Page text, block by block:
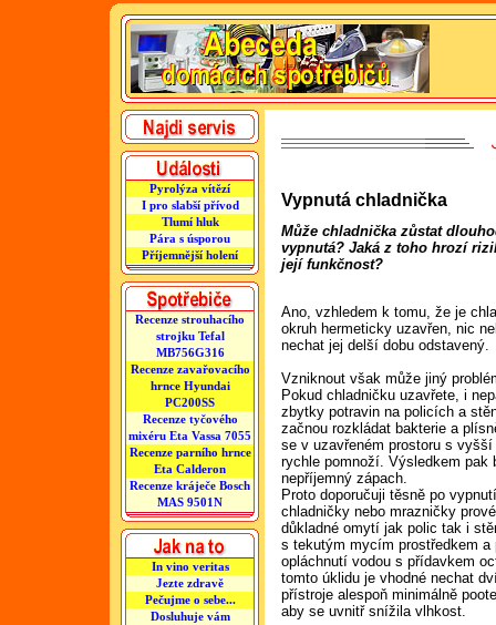
Pyrolýza vítězí
I pro slabší přívod
Tlumí hluk
Pára s úsporou
Příjemnější holení
Recenze strouhacího
strojku Tefal
MB756G316
Recenze zavařovacího
hrnce Hyundai
PC200SS
Recenze tyčového
mixéru Eta Vassa 7055
Recenze parního hrnce
Eta Calderon
Recenze kráječe Bosch
MAS 9501N
In vino veritas
Jezte zdravě
Pečujme o sebe...
Dosluhuje vám
Vypnutá chladnička
Může chladnička zůstat
vypnutá? Jaká z toho hrozí
její funkčnost?
Ano, vzhledem k tomu, že je
okruh hermeticky uzavřen, nic
nechat jej delší dobu odstavený.
Vzniknout však může jiný
Pokud chladničku uzavřete, i
zbytky potravin na policích a
začnou rozkládat bakterie a
se v uzavřeném prostoru s
rychle pomnoží. Výsledkem pak
nepříjemný zápach.
Proto doporučuji těsně po
chladničky nebo mrazničky
důkladné omytí jak polic tak i
s tekutým mycím prostředkem a
opláchnutí vodou s přídavkem
tomto úklidu je vhodné nechat
přístroje alespoň minimálně
aby se uvnitř snížila vlhkost.